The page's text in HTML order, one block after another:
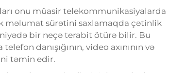
onu müasir telekommunikasiyalarda
məlumat sürətini saxlamaqda çətinlik
bir neçə terabit ötürə bilir. Bu
danışığının, video axınının və
təmin edir.